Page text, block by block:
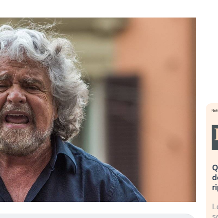
Investitori
lo scoppio
retail (…)
Quando la finanza pesa più
dell’economia reale. L’America sta
ripetendo gli errori del 2008?
sempre più sganciata dall’economia